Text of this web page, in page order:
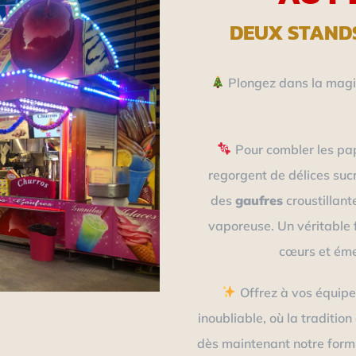
DEUX
Plongez dans la
Pour combler les
regorgent de délices
desgaufres
vaporeuse. Un véritable
cœurs et
Offrez à vos
inoubliable, où la tradition
dès maintenant notre